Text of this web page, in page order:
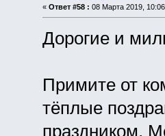
« Ответ #58 : 08 Марта 2019,
Дорогие и
Примите от
тёплые
праздником,